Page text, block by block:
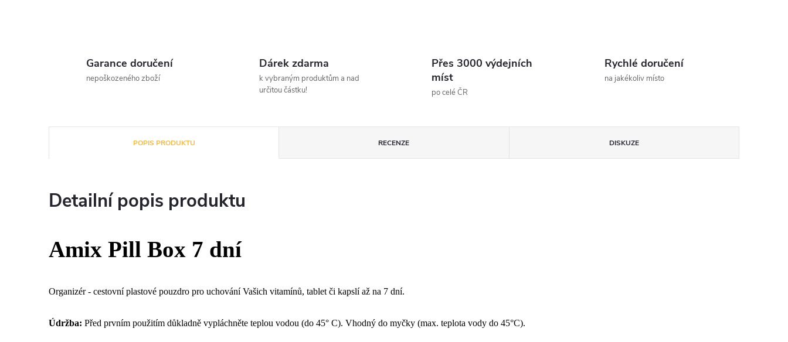
Garance doručení
nepoškozeného zboží
Dárek zdarma
k vybraným produktům a nad
určitou částku!
Přes 3000 výdejních
míst
po celé ČR
Rychlé doručení
na jakékoliv místo
POPIS PRODUKTU RECENZE DISKUZE
Detailní popis produktu
Amix Pill Box 7 dní
Organizér - cestovní plastové pouzdro pro uchování Vašich vitamínů, tablet či kapslí až na 7 dní.
Údržba: Před prvním použitím důkladně vypláchněte teplou vodou (do 45° C). Vhodný do myčky (max. teplota vody do 45°C).